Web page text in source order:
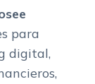
para
digital,